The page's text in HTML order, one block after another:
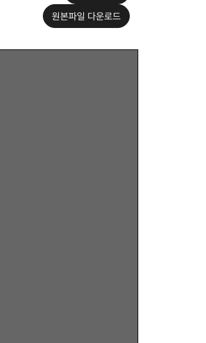
원본파일 다운로드